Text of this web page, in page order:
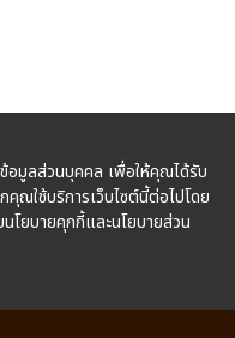
อมูลส่วนบุคคล เพื่อให้คุณได้รับ
ณใช้บริการเว็บไซต์นี้ต่อไปโดย
โยบายคุกกี้และนโยบายส่วน